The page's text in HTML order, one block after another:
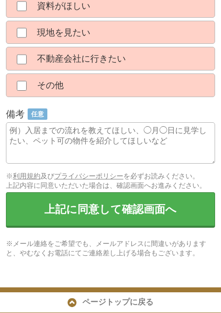
資料がほしい
現地を見たい
不動産会社に行きたい
その他
備考 任意
※利用規約及びプライバシーポリシーを必ずお読みください。
上記内容に同意いただいた場合は、確認画面へお進みください。
上記に同意して確認画面へ
※メール連絡をご希望でも、メールアドレスに間違いがあります
と、やむなくお電話にてご連絡差し上げる場合もございます。
ページトップに戻る